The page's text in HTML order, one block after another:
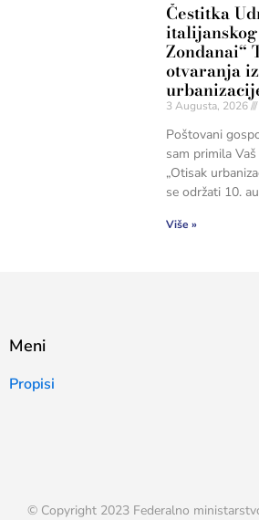
Čestitka
Zondanai“
otvaranja
3 Augusta, 2026
Poštovani
sam primila
„Otisak
se održati 10.
Više »
Meni
Propisi
© Copyright 2023 Federalno